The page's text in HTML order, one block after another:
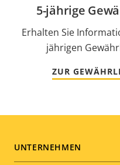
5-jährige
Erhalten Sie
jährigen
ZUR
Footer
UNTERNEHMEN